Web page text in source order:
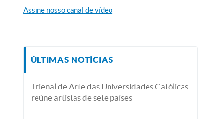
Assine nosso canal de vídeo
ÚLTIMAS NOTÍCIAS
Trienal de Arte das Universidades Católicas
reúne artistas de sete países